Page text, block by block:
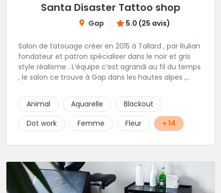
Santa Disaster Tattoo shop
Gap 5.0 (25 avis)
Salon de tatouage créer en 2015 à Tallard , par Rulian
fondateur et patron spécialiser dans le noir et gris
style réalisme . L’équipe c’est agrandi au fil du temps
, le salon ce trouve à Gap dans les hautes alpes ,
distinct et différent , noir et gris , couleur , réalisme ,
trad , neotrad etc
Animal Aquarelle
Blackout
Dot work
Femme Fleur + 14